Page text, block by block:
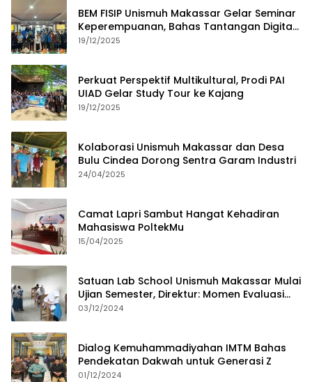
BEM FISIP Unismuh Makassar Gelar Seminar
Keperempuanan, Bahas Tantangan Digital
dan Budaya Lokal
19/12/2025
Perkuat Perspektif Multikultural, Prodi PAI
UIAD Gelar Study Tour ke Kajang
19/12/2025
Kolaborasi Unismuh Makassar dan Desa
Bulu Cindea Dorong Sentra Garam Industri
24/04/2025
Camat Lapri Sambut Hangat Kehadiran
Mahasiswa PoltekMu
15/04/2025
Satuan Lab School Unismuh Makassar Mulai
Ujian Semester, Direktur: Momen Evaluasi
Proses Pembelajaran
03/12/2024
Dialog Kemuhammadiyahan IMTM Bahas
Pendekatan Dakwah untuk Generasi Z
01/12/2024